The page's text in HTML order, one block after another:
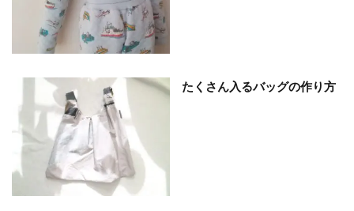
たくさん入るバッグの作り方